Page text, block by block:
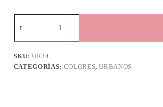
SKU:UR34
CATEGORÍAS: COLORES,URBANOS